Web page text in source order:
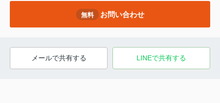
無料 お問い合わせ
メールで共有する LINEで共有する